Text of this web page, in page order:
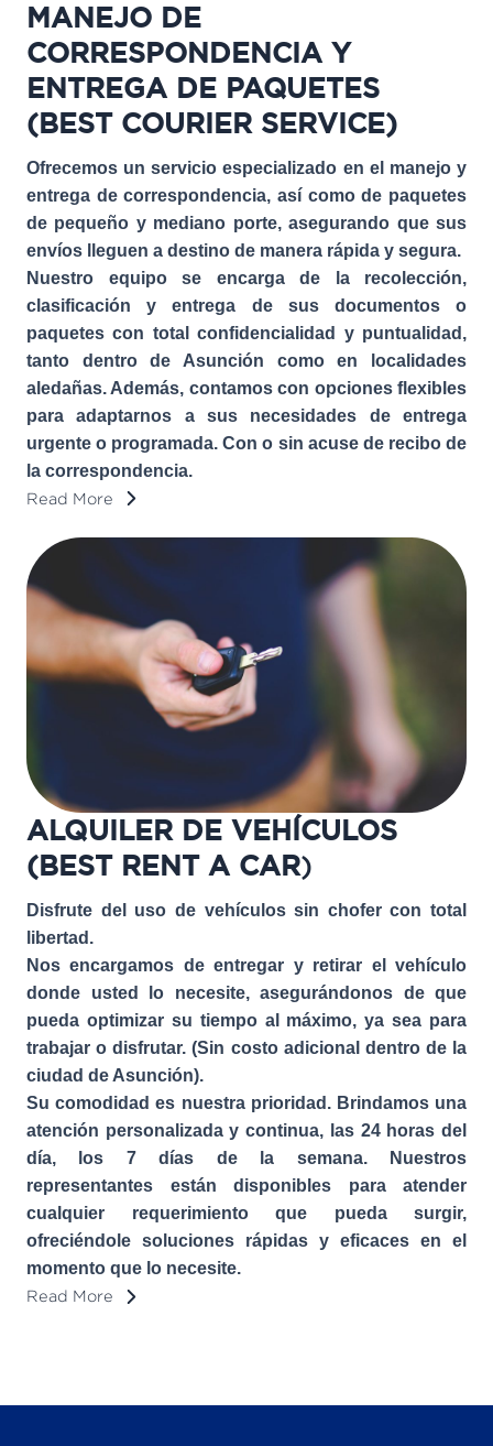
MANEJO DE
CORRESPONDENCIA Y
ENTREGA DE PAQUETES
(BEST COURIER SERVICE)
Ofrecemos un servicio especializado en el manejo y
entrega de correspondencia, así como de paquetes
de pequeño y mediano porte, asegurando que sus
envíos lleguen a destino de manera rápida y segura.
Nuestro equipo se encarga de la recolección,
clasificación y entrega de sus documentos o
paquetes con total confidencialidad y puntualidad,
tanto dentro de Asunción como en localidades
aledañas. Además, contamos con opciones flexibles
para adaptarnos a sus necesidades de entrega
urgente o programada. Con o sin acuse de recibo de
la correspondencia.
Read More
ALQUILER DE VEHÍCULOS
(BEST RENT A CAR)
Disfrute del uso de vehículos sin chofer con total
libertad.
Nos encargamos de entregar y retirar el vehículo
donde usted lo necesite, asegurándonos de que
pueda optimizar su tiempo al máximo, ya sea para
trabajar o disfrutar. (Sin costo adicional dentro de la
ciudad de Asunción).
Su comodidad es nuestra prioridad. Brindamos una
atención personalizada y continua, las 24 horas del
día, los 7 días de la semana. Nuestros
representantes están disponibles para atender
cualquier requerimiento que pueda surgir,
ofreciéndole soluciones rápidas y eficaces en el
momento que lo necesite.
Read More